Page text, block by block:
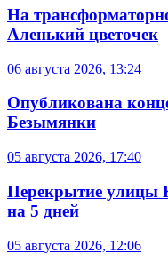
На
Аленький цветочек
06 августа 2026, 13:24
Опубликована
Безымянки
05 августа 2026, 17:40
Перекрытие улицы
на 5 дней
05 августа 2026, 12:06